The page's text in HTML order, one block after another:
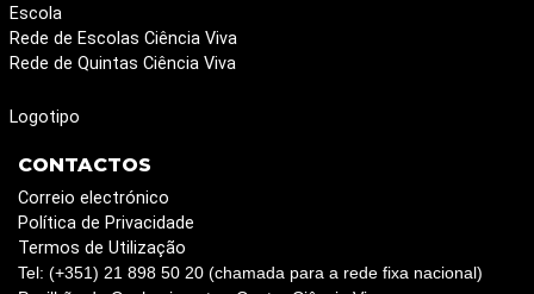
Escola
Rede de Escolas Ciência Viva
Rede de Quintas Ciência Viva
Logotipo
CONTACTOS
Correio electrónico
Política de Privacidade
Termos de Utilização
Tel: (+351) 21 898 50 20 (chamada para a rede fixa nacional)